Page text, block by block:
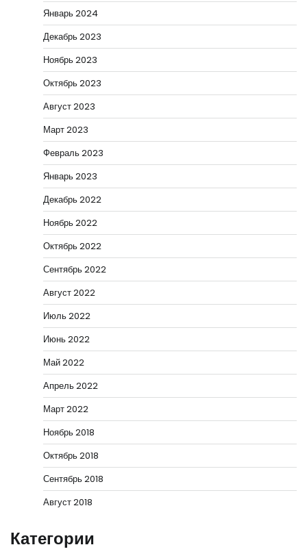
Январь 2024
Декабрь 2023
Ноябрь 2023
Октябрь 2023
Август 2023
Март 2023
Февраль 2023
Январь 2023
Декабрь 2022
Ноябрь 2022
Октябрь 2022
Сентябрь 2022
Август 2022
Июль 2022
Июнь 2022
Май 2022
Апрель 2022
Март 2022
Ноябрь 2018
Октябрь 2018
Сентябрь 2018
Август 2018
Категории